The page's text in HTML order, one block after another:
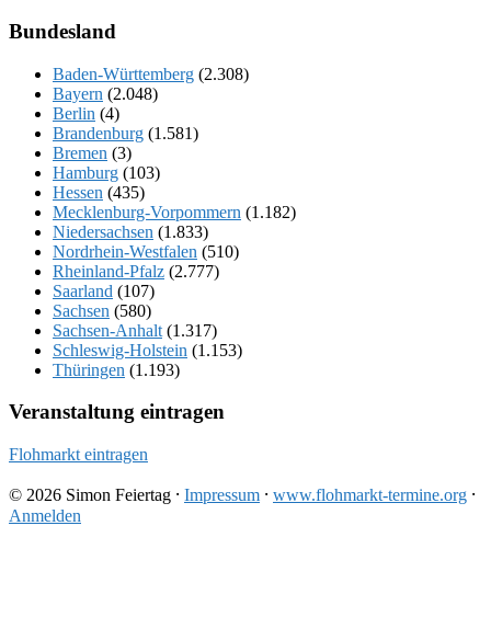
Bundesland
Baden-Württemberg (2.308)
Bayern (2.048)
Berlin (4)
Brandenburg (1.581)
Bremen (3)
Hamburg (103)
Hessen (435)
Mecklenburg-Vorpommern (1.182)
Niedersachsen (1.833)
Nordrhein-Westfalen (510)
Rheinland-Pfalz (2.777)
Saarland (107)
Sachsen (580)
Sachsen-Anhalt (1.317)
Schleswig-Holstein (1.153)
Thüringen (1.193)
Veranstaltung eintragen
Flohmarkt eintragen
© 2026 Simon Feiertag ⸱ Impressum ⸱ www.flohmarkt-termine.org ⸱
Anmelden